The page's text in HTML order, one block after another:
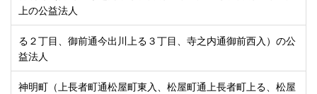
上の公益法人
る２丁目、御前通今出川上る３丁目、寺之内通御前西入）の公
益法人
神明町（上長者町通松屋町東入、松屋町通上長者町上る、松屋